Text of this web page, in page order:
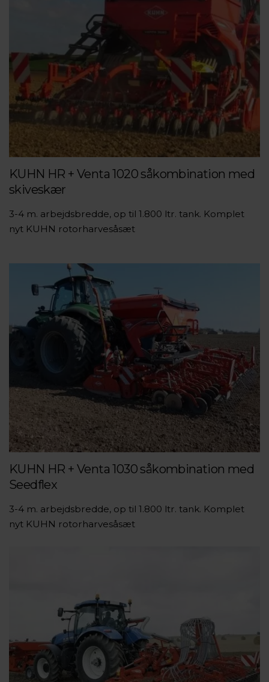
KUHN HR + Venta 1020 såkombination med
skiveskær
3-4 m. arbejdsbredde, op til 1.800 ltr. tank. Komplet
nyt KUHN rotorharvesåsæt
KUHN HR + Venta 1030 såkombination med
Seedflex
3-4 m. arbejdsbredde, op til 1.800 ltr. tank. Komplet
nyt KUHN rotorharvesåsæt